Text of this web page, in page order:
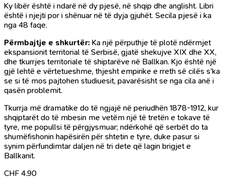
Ky libër është i ndarë në dy pjesë, në shqip dhe anglisht. Libri
është i njejti por i shënuar në të dyja gjuhët. Secila pjesë i ka
nga 48 faqe.
Përmbajtje e shkurtër: Ka një përputhje të plotë ndërmjet
ekspansionit territorial të Serbisë, gjatë shekujve XIX dhe XX,
dhe tkurrjes territoriale të shiptarëve në Ballkan. Kjo është një
gjë lehtë e vërtetueshme, thjesht empirike e rreth së cilës s’ka
se si të mos pajtohen studiuesit, pavarësisht se nga cila anë i
qasën problemit.
Tkurrja më dramatike do të ngjajë në periudhën 1878-1912, kur
shqiptarët do të mbesin me vetëm një të tretën e tokave të
tyre, me popullsi të përgjysmuar; ndërkohë që serbët do ta
shumëfishonin hapësirën për shtetin e tyre, duke pasur si
synim përfundimtar daljen në tri dete që lagin brigjet e
Ballkanit.
CHF 4.90